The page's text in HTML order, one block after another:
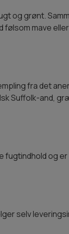
og grønt.
mave
fra det
Suffolk-and,
og
selv